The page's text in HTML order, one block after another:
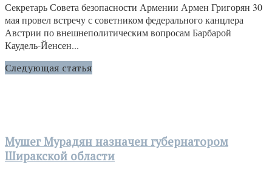
Секретарь Совета безопасности Армении Армен Григорян 30
мая провел встречу с советником федерального канцлера
Австрии по внешнеполитическим вопросам Барбарой
Каудель-Йенсен...
Следующая статья
Мушег Мурадян назначен губернатором
Ширакской области